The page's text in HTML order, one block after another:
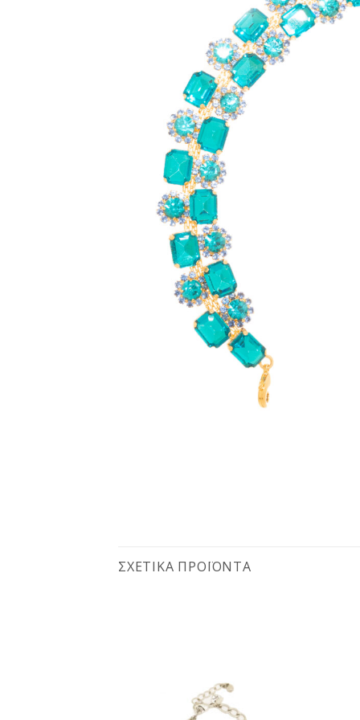
ΣΧΕΤΙΚΆ ΠΡΟΪΌΝΤΑ